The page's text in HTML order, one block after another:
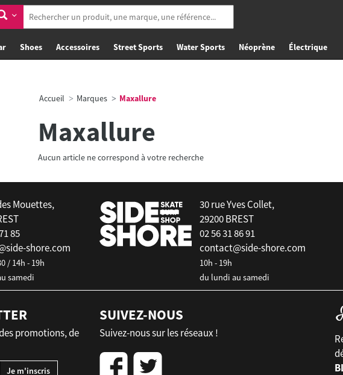
Shoes Accessoires Street Sports Water Sports Néoprène Électrique
Accueil Marques Maxallure
Maxallure
Aucun article ne correspond à votre recherche
Mouettes,
85
shore.com
/ 14h - 19h
samedi
30 rue Yves Collet,
29200 BREST
02 56 31 86 91
contact@side-shore.com
10h - 19h
du lundi au samedi
promotions, de
SUIVEZ-NOUS
Suivez-nous sur les réseaux !